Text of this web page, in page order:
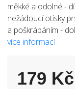
měkké a odolné -
nežádoucí otisky
a poškrábáním -
více informací
179 Kč